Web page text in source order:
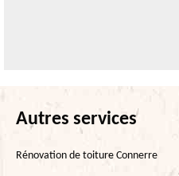
Autres services
Rénovation de toiture Connerre